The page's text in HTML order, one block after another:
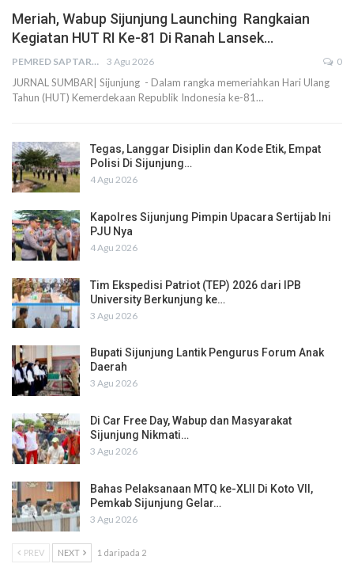
Meriah, Wabup Sijunjung Launching Rangkaian
Kegiatan HUT RI Ke-81 Di Ranah Lansek…
PEMRED SAPTARIUS 3 Agu 2026 0
JURNAL SUMBAR| Sijunjung - Dalam rangka memeriahkan Hari Ulang
Tahun (HUT) Kemerdekaan Republik Indonesia ke-81…
Tegas, Langgar Disiplin dan Kode Etik, Empat
Polisi Di Sijunjung…
4 Agu 2026
Kapolres Sijunjung Pimpin Upacara Sertijab Ini
PJU Nya
4 Agu 2026
Tim Ekspedisi Patriot (TEP) 2026 dari IPB
University Berkunjung ke…
3 Agu 2026
Bupati Sijunjung Lantik Pengurus Forum Anak
Daerah
3 Agu 2026
Di Car Free Day, Wabup dan Masyarakat
Sijunjung Nikmati…
3 Agu 2026
Bahas Pelaksanaan MTQ ke-XLII Di Koto VII,
Pemkab Sijunjung Gelar…
3 Agu 2026
PREV NEXT 1 daripada 2